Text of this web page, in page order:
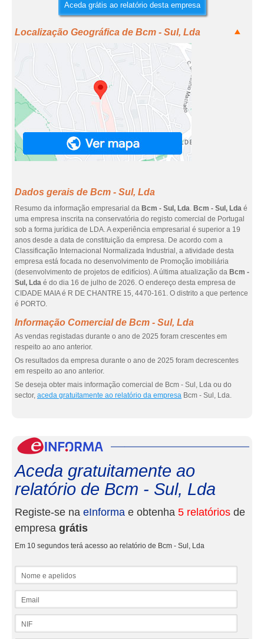
Aceda grátis ao relatório desta empresa
Localização Geográfica de Bcm - Sul, Lda
Dados gerais de Bcm - Sul, Lda
Resumo da informação empresarial da Bcm - Sul, Lda. Bcm - Sul, Lda é
uma empresa inscrita na conservatória do registo comercial de Portugal
sob a forma jurídica de LDA. A experiência empresarial é superior a 19
anos desde a data de constituição da empresa. De acordo com a
Classificação Internacional Normalizada Industrial, a atividade desta
empresa está focada no desenvolvimento de Promoção imobiliária
(desenvolvimento de projetos de edifícios). A última atualização da Bcm -
Sul, Lda é do dia 16 de julho de 2026. O endereço desta empresa de
CIDADE MAIA é R DE CHANTRE 15, 4470-161. O distrito a que pertence
é PORTO.
Informação Comercial de Bcm - Sul, Lda
As vendas registadas durante o ano de 2025 foram crescentes em
respeito ao ano anterior.
Os resultados da empresa durante o ano de 2025 foram decrescentes
em respeito ao ano anterior.
Se deseja obter mais informação comercial de Bcm - Sul, Lda ou do
sector, aceda gratuitamente ao relatório da empresa Bcm - Sul, Lda.
Aceda gratuitamente ao
relatório de Bcm - Sul, Lda
Registe-se na eInforma e obtenha 5 relatórios de
empresa grátis
Em 10 segundos terá acesso ao relatório de Bcm - Sul, Lda